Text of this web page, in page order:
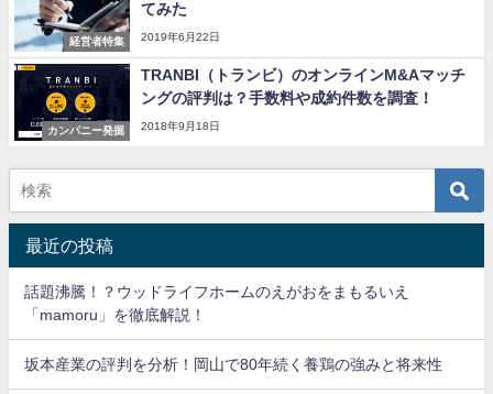
経営者特集
てみた
2019年6月22日
カンパニー発掘
TRANBI（トランビ）のオンラインM&Aマッチ
ングの評判は？手数料や成約件数を調査！
2018年9月18日
最近の投稿
話題沸騰！？ウッドライフホームのえがおをまもるいえ
「mamoru」を徹底解説！
坂本産業の評判を分析！岡山で80年続く養鶏の強みと将来性